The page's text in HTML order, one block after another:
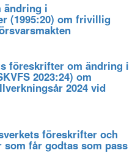
ändring i
(1995:20) om frivillig
föreskrifter om ändring i
2023:24) om
2024 vid
föreskrifter och
får godtas som pass